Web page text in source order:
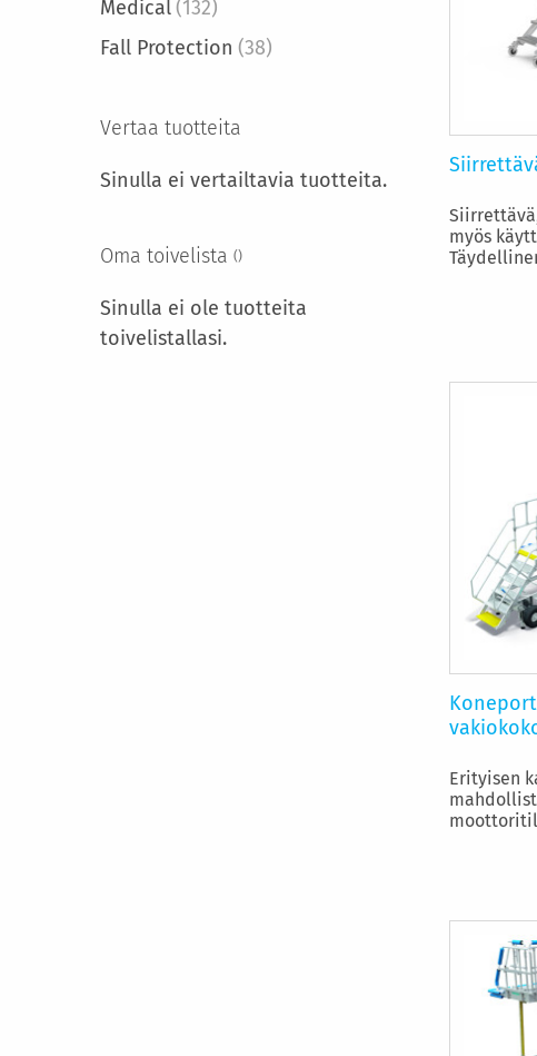
myös
Erityisen
Medical(132)
Fall Protection (38)
Vertaa tuotteita
Sinulla ei vertailtavia tuotteita.
Oma toivelista
Sinulla ei ole tuotteita
toivelistallasi.